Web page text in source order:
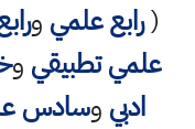
علميورابع ادبيو
تطبيقيوخامس
سادس علمي